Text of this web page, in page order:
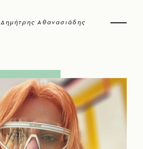
Δημήτρης Αθανασιάδης